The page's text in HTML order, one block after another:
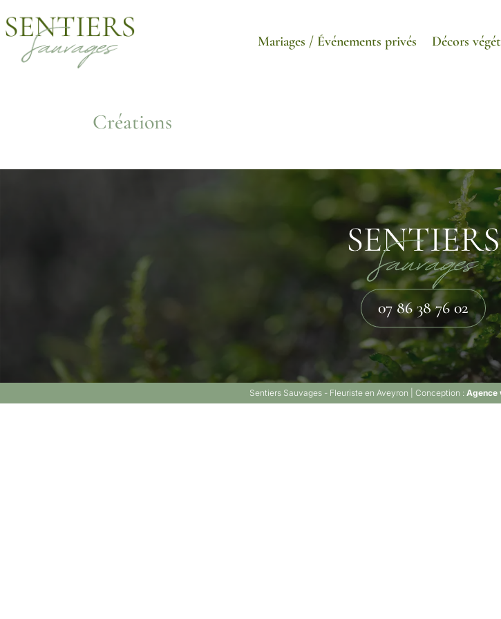
Mariages / Événements privés Décors
Créations
07 86 38 76 02
Sentiers Sauvages - Fleuriste en Aveyron | Conception : Agence